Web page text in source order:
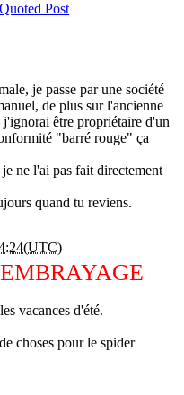
je passe par une société
de plus sur l'ancienne
être propriétaire d'un
"barré rouge" ça
ne l'ai pas fait directement
quand tu reviens.
vacances d'été.
choses pour le spider